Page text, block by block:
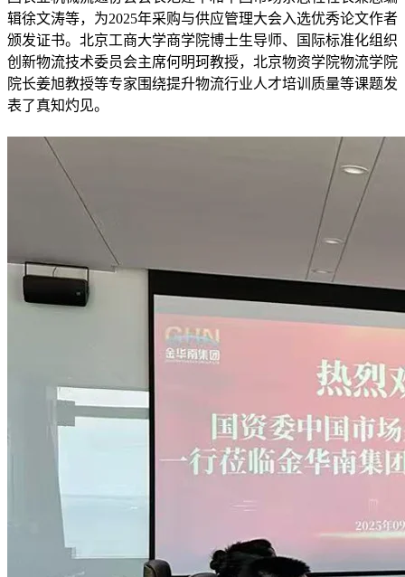
辑徐文涛等，为2025年采购与供应管理大会入选优秀论文作者
颁发证书。北京工商大学商学院博士生导师、国际标准化组织
创新物流技术委员会主席何明珂教授，北京物资学院物流学院
院长姜旭教授等专家围绕提升物流行业人才培训质量等课题发
表了真知灼见。